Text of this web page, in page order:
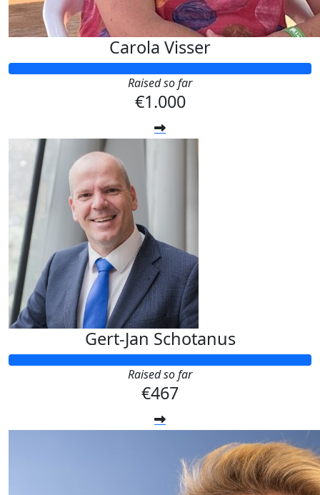
Carola Visser
Raised so far
€1.000
Gert-Jan Schotanus
Raised so far
€467